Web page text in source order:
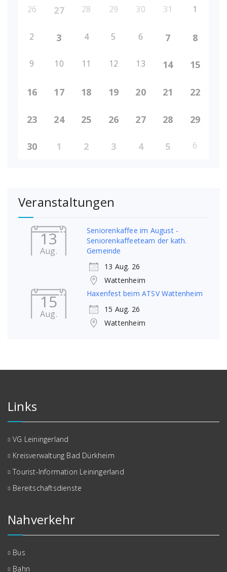
26 27 28 29 30 31 1
2 3 4 5 6 7 8
9 10 11 12 13 14 15
16 17 18 19 20 21 22
23 24 25 26 27 28 29
30 1 2 3 4 5 6
Veranstaltungen
13
Aug.
Seniorenkaffee im August -
Seniorenkaffeeteam der kath.
Gemeinde
13 Aug. 26
Wattenheim
15
Aug.
Haxenfest beim ATSV Wattenheim
15 Aug. 26
Wattenheim
Links
VG Leiningerland
Kreisverwaltung Bad Dürkheim
Tourist-Information Leiningerland
Bereitschaftsdienste
Nahverkehr
Bus
Bahn